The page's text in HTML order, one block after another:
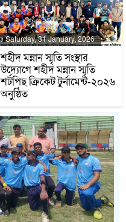
Saturday, 31 January, 2026
শহীদ মন্নান স্মৃতি সংস্থার
উদ্যোগে শহীদ মন্নান স্মৃতি
শর্টপিছ ক্রিকেট টুর্নামেন্ট-২০২৬
অনুষ্ঠিত